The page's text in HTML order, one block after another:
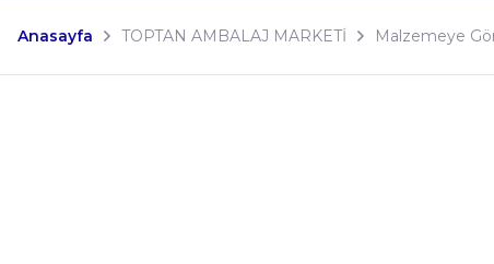
Anasayfa TOPTAN AMBALAJ MARKETİ Malzemeye